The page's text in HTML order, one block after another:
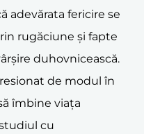
adevărata fericire se
rugăciune și fapte
duhovnicească.
de modul în
îmbine viața
cu